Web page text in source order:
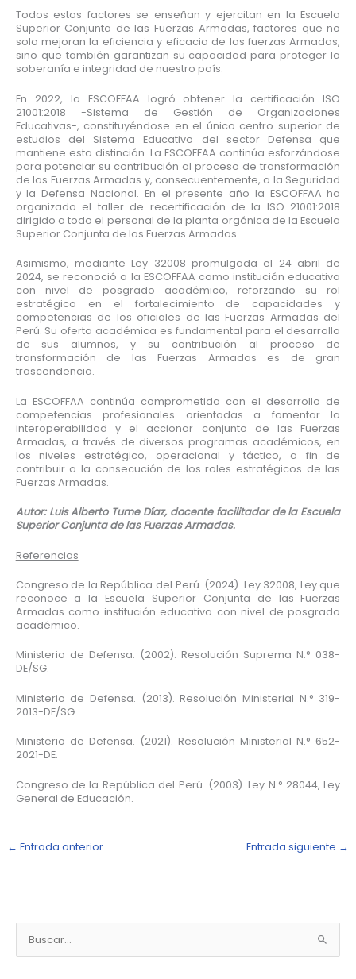
Todos estos factores se enseñan y ejercitan en la Escuela
Superior Conjunta de las Fuerzas Armadas, factores que no
solo mejoran la eficiencia y eficacia de las fuerzas Armadas,
sino que también garantizan su capacidad para proteger la
soberanía e integridad de nuestro país.
En 2022, la ESCOFFAA logró obtener la certificación ISO
21001:2018 -Sistema de Gestión de Organizaciones
Educativas-, constituyéndose en el único centro superior de
estudios del Sistema Educativo del sector Defensa que
mantiene esta distinción. La ESCOFFAA continúa esforzándose
para potenciar su contribución al proceso de transformación
de las Fuerzas Armadas y, consecuentemente, a la Seguridad
y la Defensa Nacional. En el presente año la ESCOFFAA ha
organizado el taller de recertificación de la ISO 21001:2018
dirigido a todo el personal de la planta orgánica de la Escuela
Superior Conjunta de las Fuerzas Armadas.
Asimismo, mediante Ley 32008 promulgada el 24 abril de
2024, se reconoció a la ESCOFFAA como institución educativa
con nivel de posgrado académico, reforzando su rol
estratégico en el fortalecimiento de capacidades y
competencias de los oficiales de las Fuerzas Armadas del
Perú. Su oferta académica es fundamental para el desarrollo
de sus alumnos, y su contribución al proceso de
transformación de las Fuerzas Armadas es de gran
trascendencia.
La ESCOFFAA continúa comprometida con el desarrollo de
competencias profesionales orientadas a fomentar la
interoperabilidad y el accionar conjunto de las Fuerzas
Armadas, a través de diversos programas académicos, en
los niveles estratégico, operacional y táctico, a fin de
contribuir a la consecución de los roles estratégicos de las
Fuerzas Armadas.
Autor: Luis Alberto Tume Díaz, docente facilitador de la Escuela
Superior Conjunta de las Fuerzas Armadas.
Referencias
Congreso de la República del Perú. (2024). Ley 32008, Ley que
reconoce a la Escuela Superior Conjunta de las Fuerzas
Armadas como institución educativa con nivel de posgrado
académico.
Ministerio de Defensa. (2002). Resolución Suprema N.° 038-
DE/SG.
Ministerio de Defensa. (2013). Resolución Ministerial N.° 319-
2013-DE/SG.
Ministerio de Defensa. (2021). Resolución Ministerial N.° 652-
2021-DE.
Congreso de la República del Perú. (2003). Ley N.° 28044, Ley
General de Educación.
← Entrada anterior Entrada siguiente →